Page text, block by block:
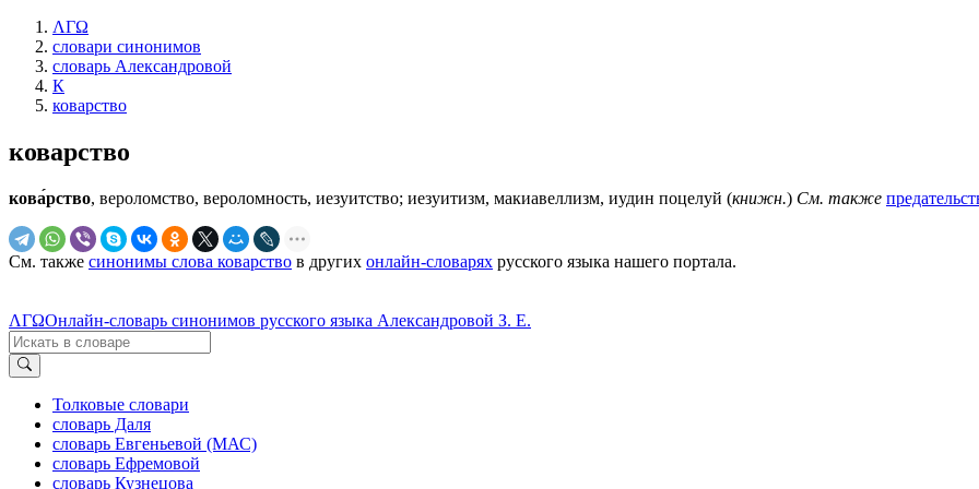
ΛΓΩ
словари синонимов
словарь Александровой
К
коварство
коварство
кова́рство, вероломство, вероломность, иезуитство; иезуитизм, макиавеллизм, иудин поцелуй (книжн.) См. также
См. также синонимы слова коварство в других онлайн-словарях русского языка нашего портала.
ΛΓΩОнлайн-словарь синонимов русского языка Александровой З. Е.
Толковые словари
словарь Даля
словарь Евгеньевой (МАС)
словарь Ефремовой
словарь Кузнецова